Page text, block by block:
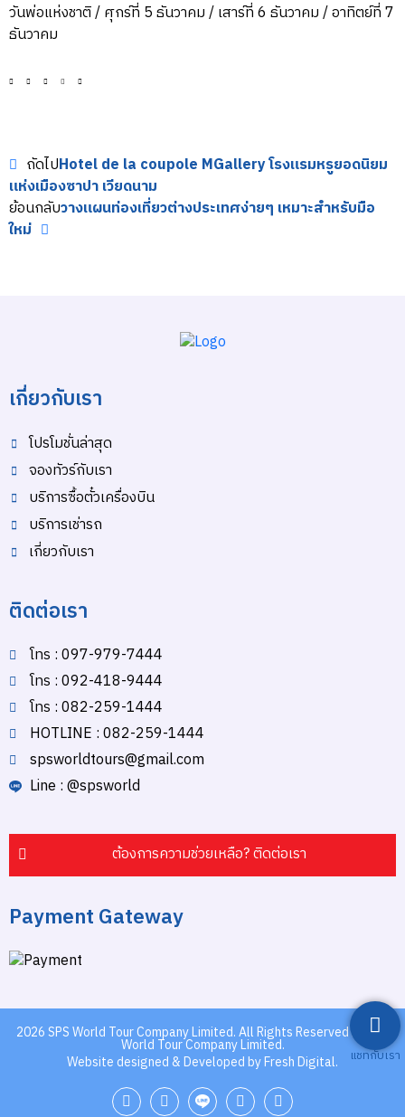
วันพ่อแห่งชาติ / ศุกร์ที่ 5 ธันวาคม / เสาร์ที่ 6 ธันวาคม / อาทิตย์ที่ 7
ธันวาคม
ถัดไปHotel de la coupole MGallery โรงแรมหรูยอดนิยม
แห่งเมืองซาปา เวียดนาม
ย้อนกลับวางแผนท่องเที่ยวต่างประเทศง่ายๆ เหมาะสำหรับมือ
ใหม่
เกี่ยวกับเรา
โปรโมชั่นล่าสุด
จองทัวร์กับเรา
บริการซื้อตั๋วเครื่องบิน
บริการเช่ารถ
เกี่ยวกับเรา
ติดต่อเรา
โทร : 097-979-7444
โทร : 092-418-9444
โทร : 082-259-1444
HOTLINE : 082-259-1444
spsworldtours@gmail.com
Line : @spsworld
ต้องการความช่วยเหลือ? ติดต่อเรา
Payment Gateway
2026SPS World Tour Company Limited.All Rights Reserved by SPS
World Tour Company Limited.
Website designed & Developed by Fresh Digital.
แชทกับเรา